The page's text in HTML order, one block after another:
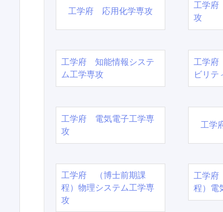
工学府 応用化学専攻
工学府
攻
工学府 知能情報システ
ム工学専攻
工学府
ビリテ
工学府 電気電子工学専
攻
工学
工学府 （博士前期課
程）物理システム工学専
攻
工学
程）電